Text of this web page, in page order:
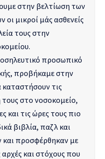
στην βελτίωση των
μικροί μάς ασθενείς
τους στην
προσωπικό
προβήκαμε στην
τις
στο νοσοκομείο,
και τις ώρες τους πιο
βιβλία, παζλ και
και προσφέρθηκαν με
και στόχους που